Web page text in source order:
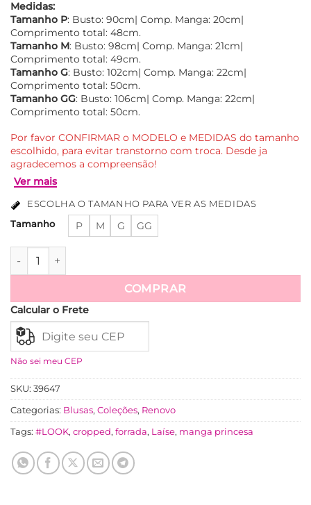
Medidas:
Tamanho P: Busto: 90cm| Comp. Manga: 20cm|
Comprimento total: 48cm.
Tamanho M: Busto: 98cm| Comp. Manga: 21cm|
Comprimento total: 49cm.
Tamanho G: Busto: 102cm| Comp. Manga: 22cm|
Comprimento total: 50cm.
Tamanho GG: Busto: 106cm| Comp. Manga: 22cm|
Comprimento total: 50cm.
Por favor CONFIRMAR o MODELO e MEDIDAS do tamanho
escolhido, para evitar transtorno com troca. Desde ja
agradecemos a compreensão!
ESCOLHA O TAMANHO PARA VER AS MEDIDAS
Tamanho P M G GG
Camisa Laise Botões Funcionais Manga Princesa Jessie -
COMPRAR
Calcular o Frete
Não sei meu CEP
SKU: 39647
Categorias: Blusas, Coleções, Renovo
Tags: #LOOK, cropped, forrada, Laíse, manga princesa